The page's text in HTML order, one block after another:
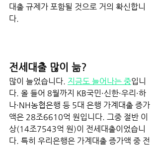
대출 규제가 포함될 것으로 거의 확신합니
다.
전세대출 많이 늚?
많이 늘었습니다. 지금도 늘어나는 중입니
다. 올 들어 8월까지 KB국민·신한·우리·하
나·NH농협은행 등 5대 은행 가계대출 증가
액은 28조6610억 원입니다. 그중 절반 이
상(14조7543억 원)이 전세대출이었습니
다. 특히 우리은행은 가계대출 증가액 중 전